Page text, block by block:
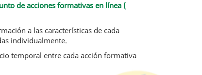
de acciones formativas en línea (
a las características de cada
individualmente.
temporal entre cada acción formativa